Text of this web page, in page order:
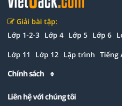
Giải bài tập:
Lớp 1-2-3 Lớp 4 Lớp 5 Lớp 6
Lớp 11 Lớp 12 Lập trình Tiếng
Chính sách
Liên hệ với chúng tôi